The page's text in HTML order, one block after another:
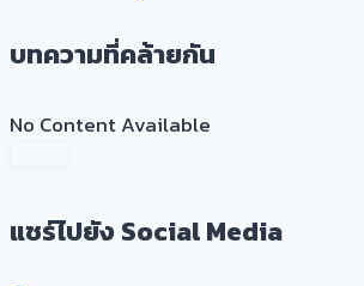
บทความที่คล้ายกัน
No Content Available
แชร์ไปยัง Social Media